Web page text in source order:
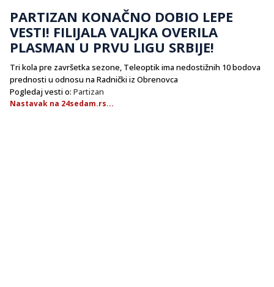
PARTIZAN KONAČNO DOBIO LEPE
VESTI! FILIJALA VALJKA OVERILA
PLASMAN U PRVU LIGU SRBIJE!
Tri kola pre završetka sezone, Teleoptik ima nedostižnih 10 bodova
prednosti u odnosu na Radnički iz Obrenovca
Pogledaj vesti o: Partizan
Nastavak na 24sedam.rs...